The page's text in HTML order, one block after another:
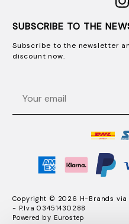
SUBSCRIBE TO THE
Subscribe to the newsletter
discount now.
Copyright © 2026 H-Brands via
- P.Iva 03451430288
Powered by Eurostep